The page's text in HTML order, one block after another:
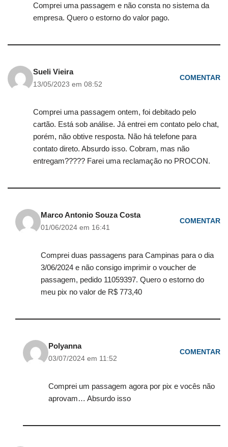
Comprei uma passagem e não consta no sistema da
empresa. Quero o estorno do valor pago.
Sueli Vieira
13/05/2023 em 08:52
COMENTAR
Comprei uma passagem ontem, foi debitado pelo
cartão. Está sob análise. Já entrei em contato pelo chat,
porém, não obtive resposta. Não há telefone para
contato direto. Absurdo isso. Cobram, mas não
entregam????? Farei uma reclamação no PROCON.
Marco Antonio Souza Costa
01/06/2024 em 16:41
COMENTAR
Comprei duas passagens para Campinas para o dia
3/06/2024 e não consigo imprimir o voucher de
passagem, pedido 11059397. Quero o estorno do
meu pix no valor de R$ 773,40
Polyanna
03/07/2024 em 11:52
COMENTAR
Comprei um passagem agora por pix e vocês não
aprovam… Absurdo isso